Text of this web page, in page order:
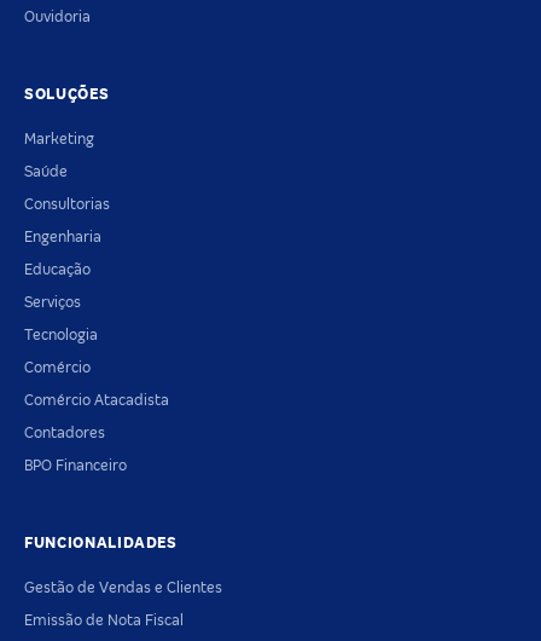
Ouvidoria
SOLUÇÕES
Marketing
Saúde
Consultorias
Engenharia
Educação
Serviços
Tecnologia
Comércio
Comércio Atacadista
Contadores
BPO Financeiro
FUNCIONALIDADES
Gestão de Vendas e Clientes
Emissão de Nota Fiscal